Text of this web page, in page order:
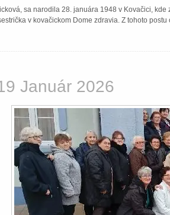
sa narodila 28. januára 1948 v Kovačici,
v kovačickom Dome zdravia. Z tohoto
Január 2026